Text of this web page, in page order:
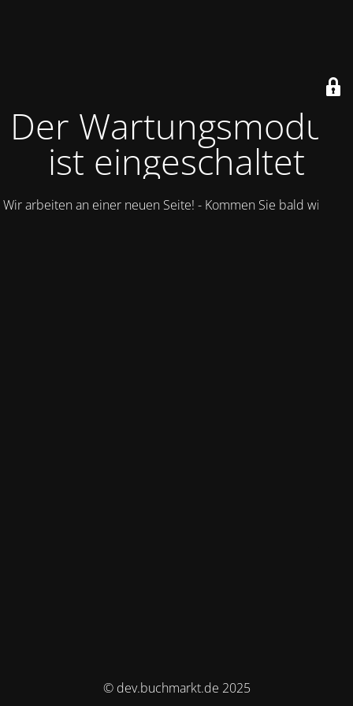
Der Wartungsmodus
ist eingeschaltet
Wir arbeiten an einer neuen Seite! - Kommen Sie bald wieder.
© dev.buchmarkt.de 2025